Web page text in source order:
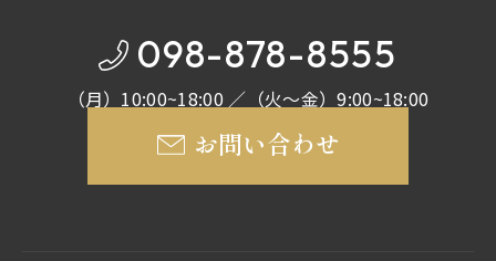
098-878-8555
（月）10:00~18:00 ／（火～金）9:00~18:00
お問い合わせ